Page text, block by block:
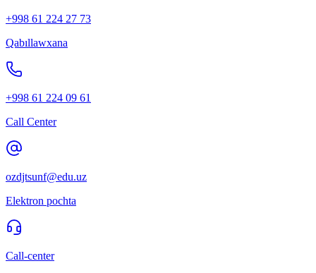
+998 61 224 27 73
Qabıllawxana
+998 61 224 09 61
Call Center
ozdjtsunf@edu.uz
Elektron pochta
Call-center